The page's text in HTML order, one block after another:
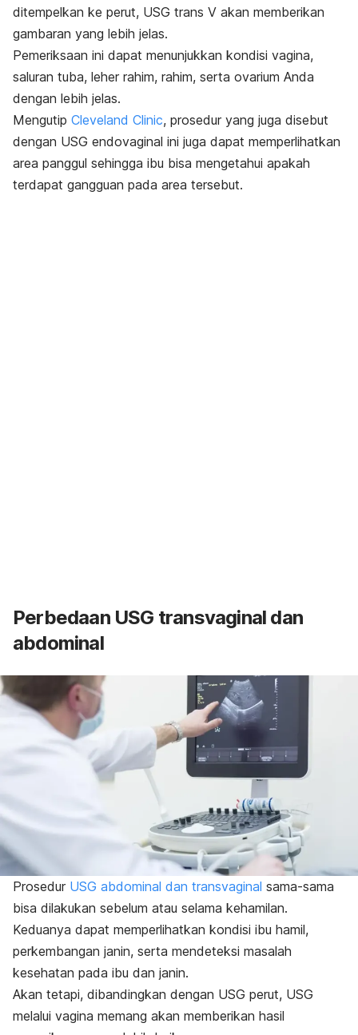
ditempelkan ke perut, USG trans V akan memberikan
gambaran yang lebih jelas.
Pemeriksaan ini dapat menunjukkan kondisi vagina,
saluran tuba, leher rahim, rahim, serta ovarium Anda
dengan lebih jelas.
Mengutip Cleveland Clinic, prosedur yang juga disebut
dengan USG endovaginal ini juga dapat memperlihatkan
area panggul sehingga ibu bisa mengetahui apakah
terdapat gangguan pada area tersebut.
Perbedaan USG transvaginal dan
abdominal
Prosedur USG abdominal dan transvaginal sama-sama
bisa dilakukan sebelum atau selama kehamilan.
Keduanya dapat memperlihatkan kondisi ibu hamil,
perkembangan janin, serta mendeteksi masalah
kesehatan pada ibu dan janin.
Akan tetapi, dibandingkan dengan USG perut, USG
melalui vagina memang akan memberikan hasil